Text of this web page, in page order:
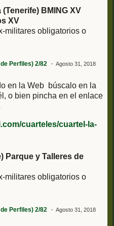
BMING XV
XV
militares obligatorios o
Perfiles) 2/82
Agosto 31, 2018
en la Web búscalo en la
o bien pincha en el enlace
cuarteles/cuartel-la-
Parque y Talleres de
militares obligatorios o
Perfiles) 2/82
Agosto 31, 2018